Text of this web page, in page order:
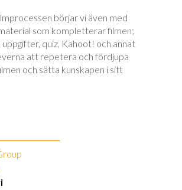
börjar vi även med
som kompletterar filmen;
uppgifter, quiz, Kahoot! och annat
att repetera och fördjupa
och sätta kunskapen i sitt